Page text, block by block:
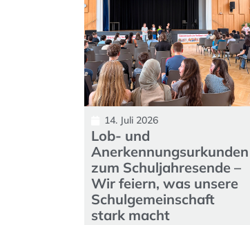
14. Juli 2026
Lob- und
Anerkennungsurkunden
zum Schuljahresende –
Wir feiern, was unsere
Schulgemeinschaft
stark macht